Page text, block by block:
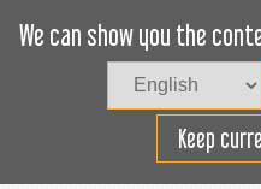
We can show you the
Keep
Verimli bir